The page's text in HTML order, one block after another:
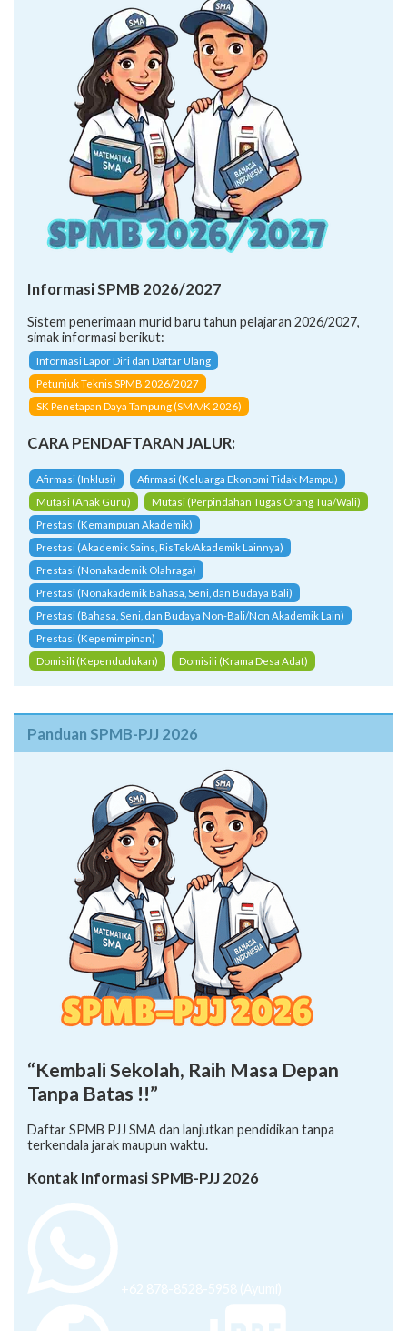
Informasi SPMB 2026/2027
Sistem penerimaan murid baru tahun pelajaran 2026/2027,
simak informasi berikut:
Informasi Lapor Diri dan Daftar Ulang
Petunjuk Teknis SPMB 2026/2027
SK Penetapan Daya Tampung (SMA/K 2026)
CARA PENDAFTARAN JALUR:
Afirmasi (Inklusi)
Afirmasi (Keluarga Ekonomi Tidak Mampu)
Mutasi (Anak Guru)
Mutasi (Perpindahan Tugas Orang Tua/Wali)
Prestasi (Kemampuan Akademik)
Prestasi (Akademik Sains, RisTek/Akademik Lainnya)
Prestasi (Nonakademik Olahraga)
Prestasi (Nonakademik Bahasa, Seni, dan Budaya Bali)
Prestasi (Bahasa, Seni, dan Budaya Non-Bali/Non Akademik Lain)
Prestasi (Kepemimpinan)
Domisili (Kependudukan)
Domisili (Krama Desa Adat)
Panduan SPMB-PJJ 2026
“Kembali Sekolah, Raih Masa Depan
Tanpa Batas !!”
Daftar SPMB PJJ SMA dan lanjutkan pendidikan tanpa
terkendala jarak maupun waktu.
Kontak Informasi SPMB-PJJ 2026
+62 878-8528-5958 (Ayumi)